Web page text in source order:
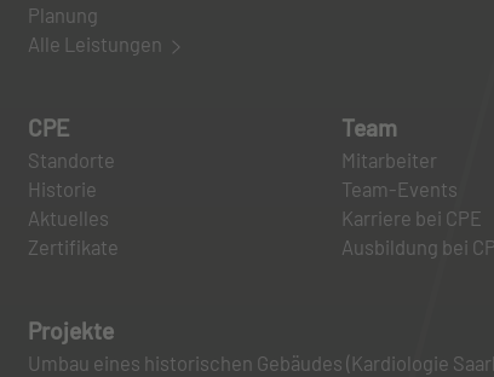
Planung
Alle Leistungen
CPE
Standorte
Historie
Aktuelles
Zertifikate
Team
Mitarbeiter
Team-Events
Karriere bei CPE
Ausbildung bei
Projekte
Umbau eines historischen Gebäudes (Kardiologie